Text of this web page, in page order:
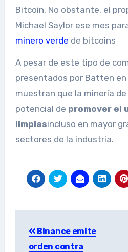
Bitcoin. No obstante, el
Michael Saylor ese mes
minero verde de bitcoins
A pesar de este tipo de
presentados por Batten
muestran que la minería
potencial de promover el
limpiasincluso en mayor
sectores de la industria.
navigation
Binance emite
orden contra